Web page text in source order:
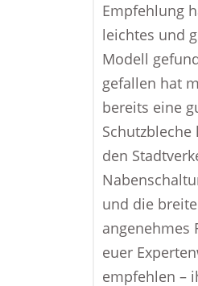
Empfehlung
leichtes und
Modell
gefallen hat
bereits eine
den
und die
angenehmes
euer
empfehlen –